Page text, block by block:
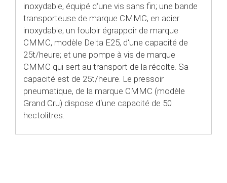
inoxydable, équipé d‘une vis sans fin; une bande
transporteuse de marque CMMC, en acier
inoxydable; un fouloir égrappoir de marque
CMMC, modèle Delta E25, d‘une capacité de
25t/heure; et une pompe à vis de marque
CMMC qui sert au transport de la récolte. Sa
capacité est de 25t/heure. Le pressoir
pneumatique, de la marque CMMC (modèle
Grand Cru) dispose d‘une capacité de 50
hectolitres.